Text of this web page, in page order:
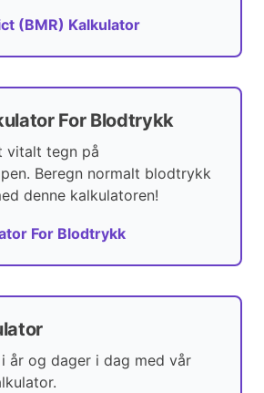
(BMR) Kalkulator
For Blodtrykk
vitalt tegn på
Beregn normalt blodtrykk
denne kalkulatoren!
For Blodtrykk
år og dager i dag med vår